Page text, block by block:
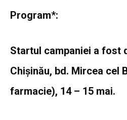
Program*:
Startul campaniei a fost
Chișinău, bd. Mircea cel
farmacie), 14 – 15 mai.